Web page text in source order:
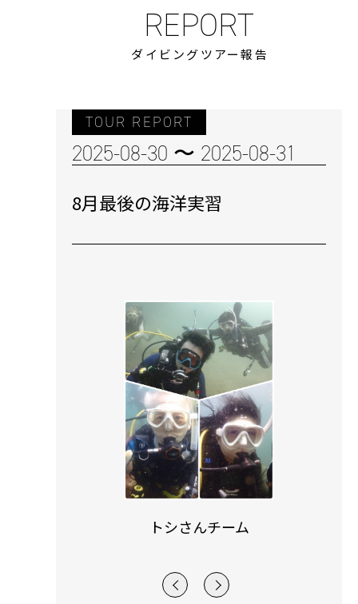
ダイビングツアー報告
TOUR REPORT
2025-08-30 〜 2025-08-31
8月最後の海洋実習
トシさんチーム